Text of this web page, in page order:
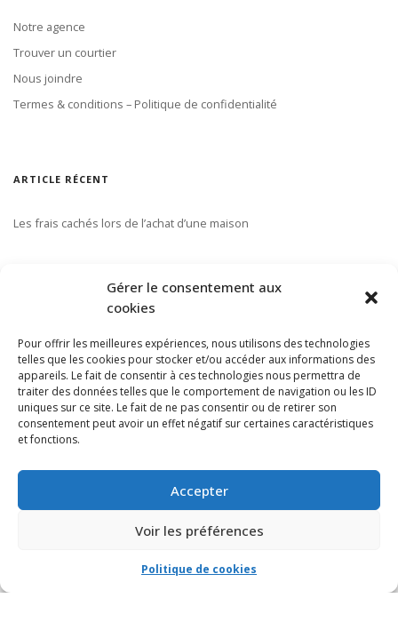
Gérer le consentement aux
cookies
Pour offrir les meilleures expériences, nous utilisons des technologies
telles que les cookies pour stocker et/ou accéder aux informations des
appareils. Le fait de consentir à ces technologies nous permettra de
traiter des données telles que le comportement de navigation ou les ID
uniques sur ce site. Le fait de ne pas consentir ou de retirer son
consentement peut avoir un effet négatif sur certaines caractéristiques
et fonctions.
Accepter
Voir les préférences
Politique de cookies
Notre agence
Trouver un courtier
Nous joindre
Termes & conditions – Politique de confidentialité
ARTICLE RÉCENT
Les frais cachés lors de l’achat d’une maison